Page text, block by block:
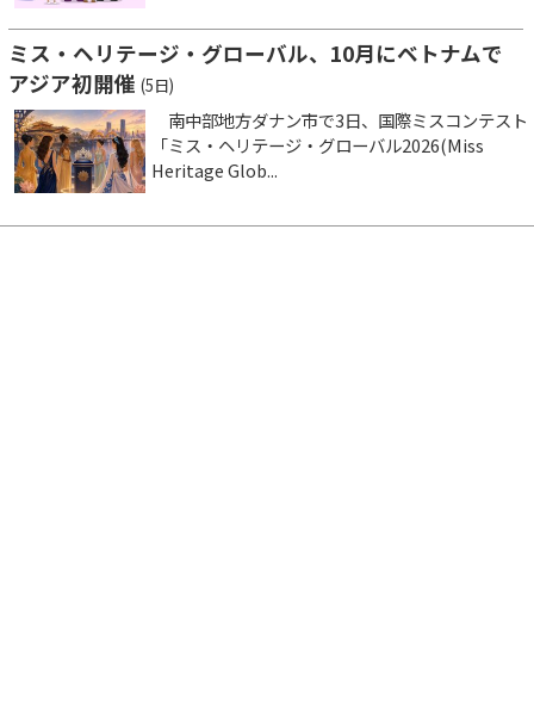
ミス・ヘリテージ・グローバル、10月にベトナムで
アジア初開催 (5日)
南中部地方ダナン市で3日、国際ミスコンテスト
「ミス・ヘリテージ・グローバル2026(Miss
Heritage Glob...